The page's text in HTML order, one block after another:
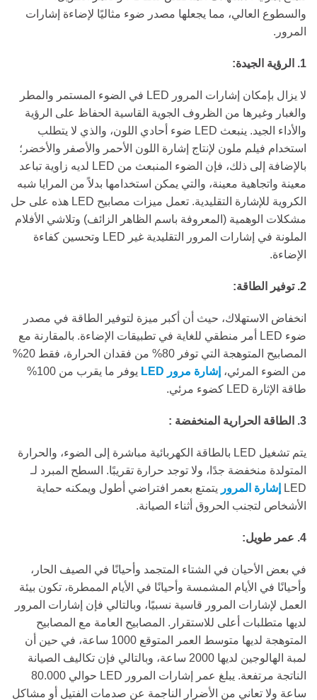
والسطوع العالي، مما يجعلها مصدر ضوء مثاليًا لإضاءة إشارات
المرور.
1. الرؤية الجيدة:
لا يزال بإمكان إشارات المرور LED في الضوء المستمر والمطر
والغبار وغيرها من الظروف الجوية القاسية الحفاظ على الرؤية
والأداء الجيد. ينبعث LED ضوء أحادي اللون، والذي لا يتطلب
استخدام فيلم ملون لإنتاج إشارة اللون الأحمر والأصفر والأخضر؛
بالإضافة إلى ذلك، فإن الضوء المنبعث من LED لديه زاوية تباعد
معينة واتجاهية معينة، والتي يمكن استخدامها بدلاً من المرايا شبه
الكروية للإشارة التقليدية. تعمل ميزات مصابيح LED هذه على حل
مشكلات الوهمية (المعروفة باسم الظاهر الزائف) وتلاشي الأفلام
الملونة في إشارات المرور التقليدية غير LED وتحسين كفاءة
الإضاءة.
2. توفير الطاقة:
انخفاض الاستهلاك، حيث أن أكبر ميزة لتوفير الطاقة في مصدر
ضوء LED أمر منطقي للغاية في تطبيقات الإضاءة. بالمقارنة مع
المصابيح المتوهجة التي توفر 80% من فقدان الحرارة، فقط 20%
من الضوء المرئي، إشارة مرور LED
يوفر ما يقرب من 100%
طاقة الإثارة LED كضوء مرئي.
3. الطاقة الحرارية المنخفضة :
يتم تشغيل LED بالطاقة الكهربائية مباشرة إلى الضوء، والحرارة
المتولدة منخفضة جدًا، ولا توجد حرارة تقريبًا. السطح المبرد لـ
LED
إشارة المرور يتمتع بعمر افتراضي أطول ويمكنه حماية
الأشخاص لتجنب الحروق أثناء الصيانة.
4. عمر طويل:
في بعض الأحيان في الشتاء المتجمد وأحيانًا في الصيف الحار،
وأحيانًا في الأيام المشمسة وأحيانًا في الأيام الممطرة، تكون بيئة
العمل لإشارات المرور قاسية نسبيًا، وبالتالي فإن إشارات المرور
لديها متطلبات أعلى للاستقرار. المصابيح العامة مع المصابيح
المتوهجة لديها متوسط ​​العمر المتوقع 1000 ساعة، في حين أن
لمبة الهالوجين لديها 2000 ساعة، وبالتالي فإن تكاليف الصيانة
الناتجة مرتفعة. يبلغ عمر إشارات المرور LED حوالي 80.000
ساعة ولا تعاني من الأضرار الناجمة عن صدمات الفتيل أو مشاكل